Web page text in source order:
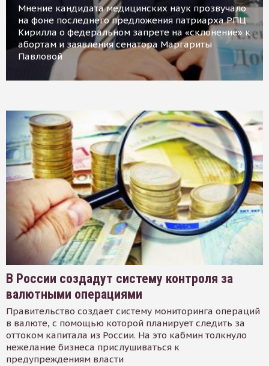
Мнение кандидата медицинских наук прозвучало
на фоне последнего предложения патриарха РПЦ
Кирилла о федеральном запрете на «склонение» к
абортам и заявления сенатора Маргариты
Павловой
В России создадут систему контроля за
валютными операциями
Правительство создает систему мониторинга операций
в валюте, с помощью которой планирует следить за
оттоком капитала из России. На это кабмин толкнуло
нежелание бизнеса прислушиваться к
предупреждениям власти